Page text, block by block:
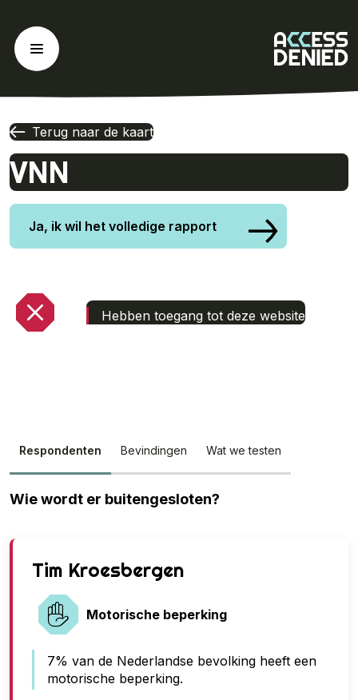
naar
inhoud
Terug naar de kaart
VNN
Ja, ik wil het volledige rapport
Hebben toegang tot deze website
Respondenten Bevindingen Wat we testen
Wie wordt er buitengesloten?
G
e
o
Tim Kroesbergen
Motorische beperking
7% van de Nederlandse bevolking heeft een
motorische beperking.